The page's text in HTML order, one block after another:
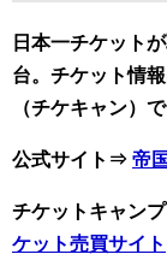
日本一チケット
台。 チケット情
（チケキャン）
公式サイト⇒ 帝
チケットキャン
ケット売買サイト